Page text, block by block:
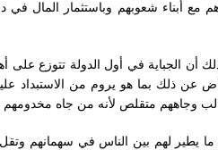
أبناء شعوبهم وباستثمار المال
في أول الدولة تتوزع على أهل
عن ذلك بما هو يروم من الاستبداد
وجاههم متقلص لأنه من جاه
يطير لهم بين الناس في سهمانهم